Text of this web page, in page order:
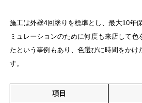
施工は外壁4回塗りを標準とし、最大10年
ミュレーションのために何度も来店して色
たという事例もあり、色選びに時間をかけ
す。
項目